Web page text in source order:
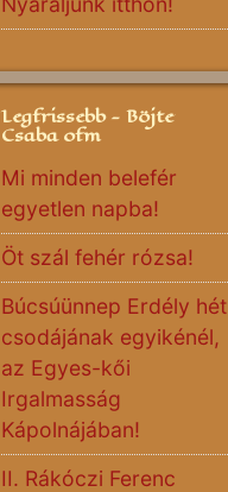
Legfrissebb - Böjte
Csaba ofm
Mi minden belefér
egyetlen napba!
Öt szál fehér rózsa!
Búcsúünnep Erdély hét
csodájának egyikénél,
az Egyes-kői
Irgalmasság
Kápolnájában!
II. Rákóczi Ferenc